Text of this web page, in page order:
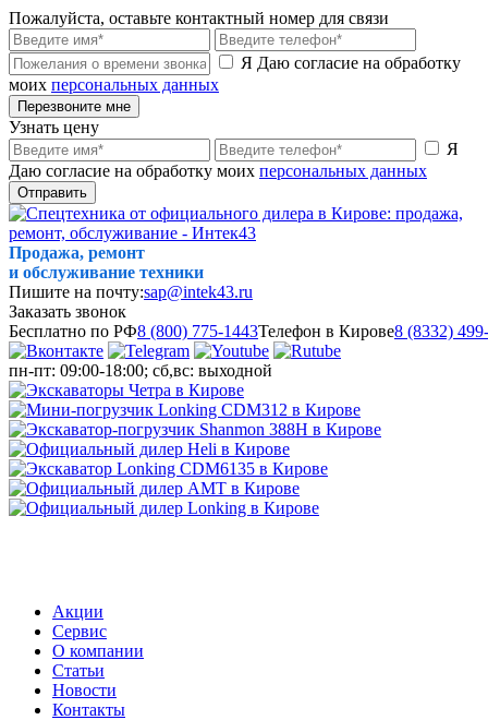
Пожалуйста, оставьте контактный номер для связи
Я Даю согласие на обработку
моих персональных данных
Перезвоните мне
Узнать цену
Я
Даю согласие на обработку моих персональных данных
Отправить
Продажа, ремонт
и обслуживание техники
Пишите на почту:sap@intek43.ru
Заказать звонок
Бесплатно по РФ8 (800) 775-1443Телефон в Кирове8 (8332)
пн-пт: 09:00-18:00; сб,вс: выходной
Акции
Сервис
О компании
Статьи
Новости
Контакты